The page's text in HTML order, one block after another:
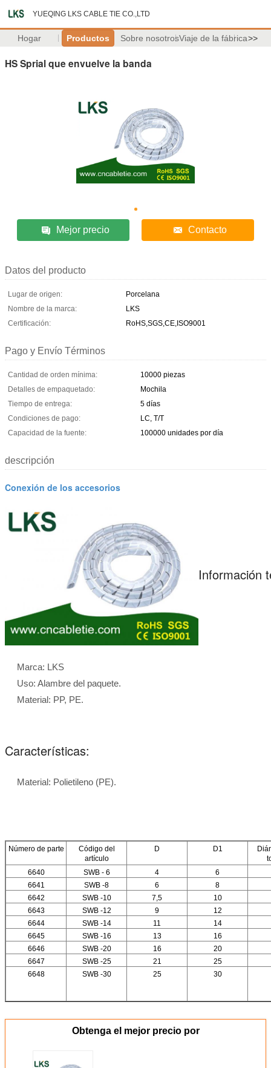
YUEQING LKS CABLE TIE CO.,LTD
Hogar Productos Sobre nosotrosViaje de la fábrica>>
HS Sprial que envuelve la banda
Mejor precio Contacto
Datos del producto
Lugar de origen:
Porcelana
Nombre de la marca:
LKS
Certificación:
RoHS,SGS,CE,ISO9001
Pago y Envío Términos
Cantidad de orden mínima:
10000 piezas
Detalles de empaquetado:
Mochila
Tiempo de entrega:
5 días
Condiciones de pago:
LC, T/T
Capacidad de la fuente:
100000 unidades por día
descripción
Conexión de los accesorios
Información
Marca: LKS
Uso: Alambre del paquete.
Material: PP, PE.
Características:
Material: Polietileno (PE).
Número de parte
Código del
artículo
D D1
6640
SWB - 6 4
6
6641
SWB -8 6 8
6642
SWB -10 7,5
10
6643
SWB -12 9 12
6644
SWB -14 11 14
6645
SWB -16 13
16
6646
SWB -20 16 20
6647
SWB -25 21 25
6648
SWB -30 25 30
Obtenga el mejor precio por